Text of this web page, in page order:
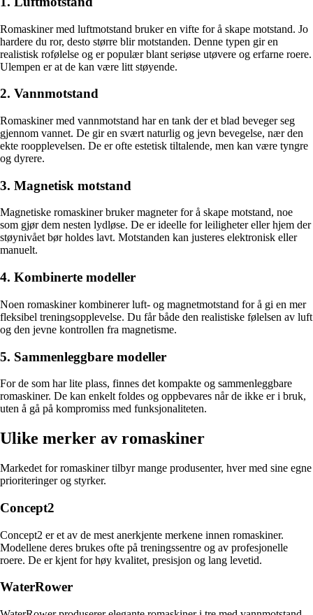
Romaskiner med luftmotstand bruker en vifte for å skape motstand. Jo
hardere du ror, desto større blir motstanden. Denne typen gir en
realistisk rofølelse og er populær blant seriøse utøvere og erfarne roere.
Ulempen er at de kan være litt støyende.
2. Vannmotstand
Romaskiner med vannmotstand har en tank der et blad beveger seg
gjennom vannet. De gir en svært naturlig og jevn bevegelse, nær den
ekte roopplevelsen. De er ofte estetisk tiltalende, men kan være tyngre
og dyrere.
3. Magnetisk motstand
Magnetiske romaskiner bruker magneter for å skape motstand, noe
som gjør dem nesten lydløse. De er ideelle for leiligheter eller hjem der
støynivået bør holdes lavt. Motstanden kan justeres elektronisk eller
manuelt.
4. Kombinerte modeller
Noen romaskiner kombinerer luft- og magnetmotstand for å gi en mer
fleksibel treningsopplevelse. Du får både den realistiske følelsen av luft
og den jevne kontrollen fra magnetisme.
5. Sammenleggbare modeller
For de som har lite plass, finnes det kompakte og sammenleggbare
romaskiner. De kan enkelt foldes og oppbevares når de ikke er i bruk,
uten å gå på kompromiss med funksjonaliteten.
Ulike merker av romaskiner
Markedet for romaskiner tilbyr mange produsenter, hver med sine egne
prioriteringer og styrker.
Concept2
Concept2 er et av de mest anerkjente merkene innen romaskiner.
Modellene deres brukes ofte på treningssentre og av profesjonelle
roere. De er kjent for høy kvalitet, presisjon og lang levetid.
WaterRower